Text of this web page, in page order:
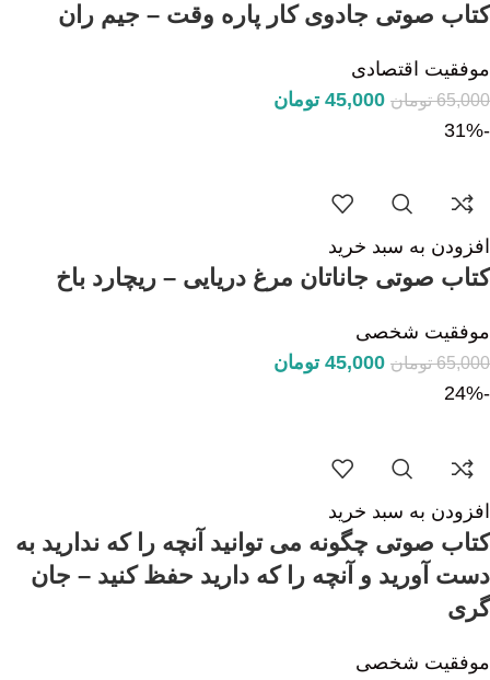
کتاب صوتی جادوی کار پاره وقت – جیم ران
موفقیت اقتصادی
65,000 تومان 45,000 تومان
-31%
افزودن به سبد خرید
کتاب صوتی جاناتان مرغ دریایی – ریچارد باخ
موفقیت شخصی
65,000 تومان 45,000 تومان
-24%
افزودن به سبد خرید
کتاب صوتی چگونه می توانید آنچه را که ندارید به
دست آورید و آنچه را که دارید حفظ کنید – جان
گری
موفقیت شخصی